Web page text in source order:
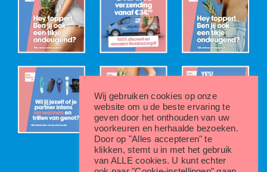
Wij gebruiken cookies op onze
website om u de beste ervaring te
geven door het onthouden van uw
voorkeuren en herhaalde bezoeken.
Door op "Alles accepteren" te
klikken, stemt u in met het gebruik
van ALLE cookies. U kunt echter